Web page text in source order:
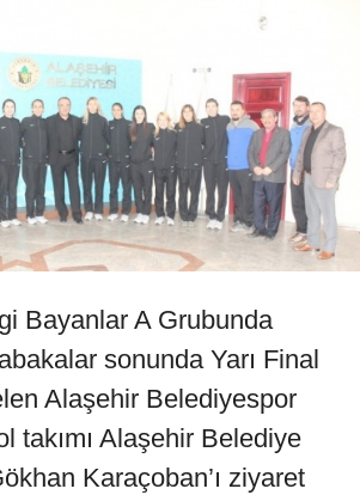
Bayanlar A Grubunda
sonunda Yarı Final
Alaşehir Belediyespor
takımı Alaşehir Belediye
Karaçoban’ı ziyaret